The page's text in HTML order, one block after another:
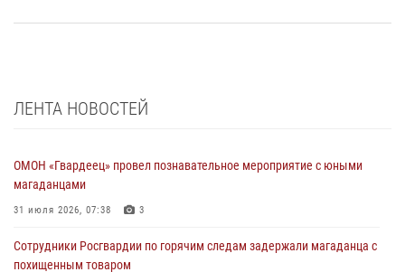
ЛЕНТА НОВОСТЕЙ
ОМОН «Гвардеец» провел познавательное мероприятие с юными
магаданцами
31 июля 2026, 07:38 3
Сотрудники Росгвардии по горячим следам задержали магаданца с
похищенным товаром